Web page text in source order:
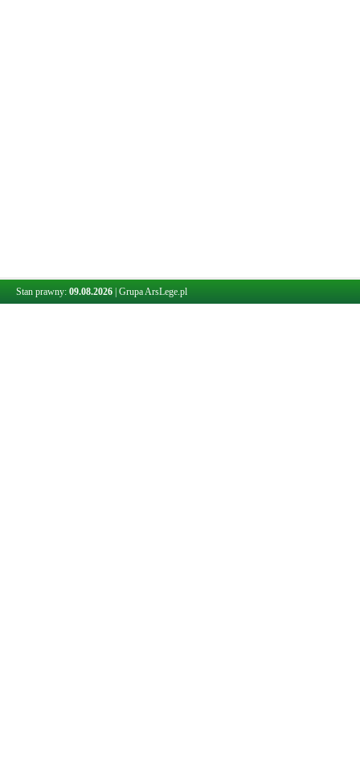
Stan prawny: 09.08.2026 Grupa ArsLege.pl